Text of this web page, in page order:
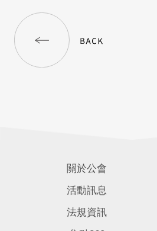
關於公會
活動訊息
法規資訊